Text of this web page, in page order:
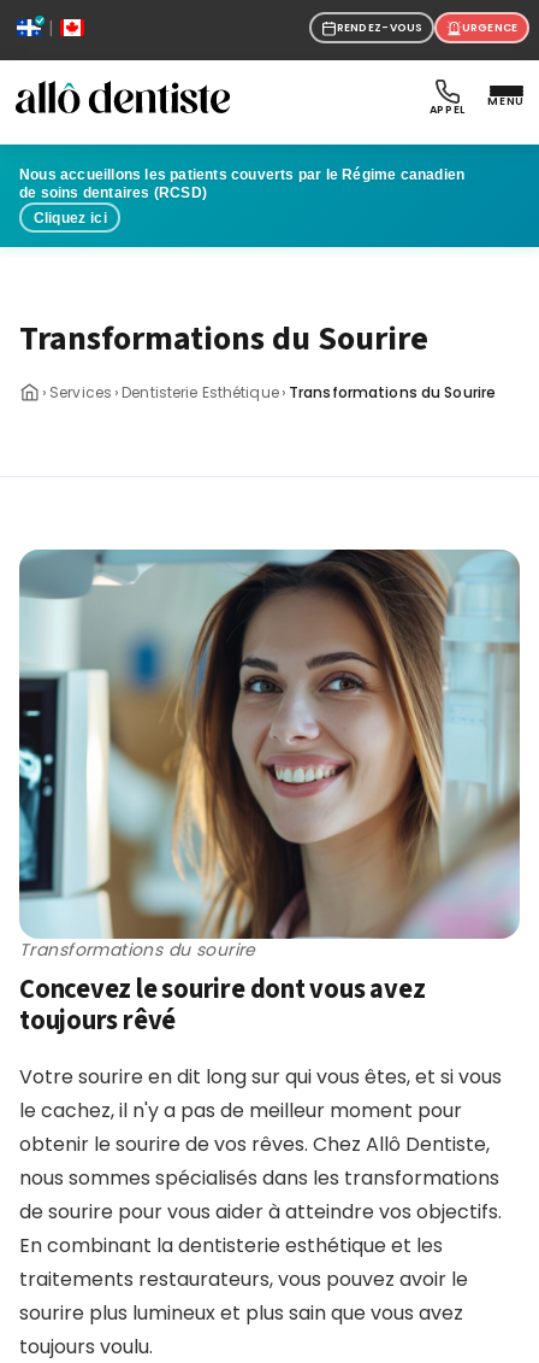
| RENDEZ-VOUS URGENCE
APPEL
MENU
Nous accueillons les patients couverts par le Régime canadien
de soins dentaires (RCSD)
Cliquez ici
Transformations du Sourire
› Services › Dentisterie Esthétique› Transformations du Sourire
Transformations du sourire
Concevez le sourire dont vous avez
toujours rêvé
Votre sourire en dit long sur qui vous êtes, et si vous
le cachez, il n'y a pas de meilleur moment pour
obtenir le sourire de vos rêves. Chez Allô Dentiste,
nous sommes spécialisés dans les transformations
de sourire pour vous aider à atteindre vos objectifs.
En combinant la dentisterie esthétique et les
traitements restaurateurs, vous pouvez avoir le
sourire plus lumineux et plus sain que vous avez
toujours voulu.